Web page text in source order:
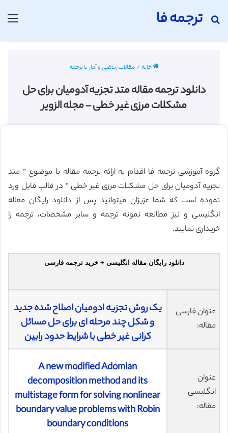
ترجمه فا
جستجو برای
خانه/مقالات ریاضی و آمار با ترجمه
دانلود ترجمه مقاله متد تجزیه آدومیان برای حل
مشکلات مرزی غیر خطی – مجله الزویر
گروه آموزشی ترجمه فا اقدام به ارائه ترجمه مقاله با موضوع ” متد
تجزیه آدومیان برای حل مشکلات مرزی غیر خطی ” در قالب فایل ورد
نموده است که شما عزیزان میتوانید پس از دانلود رایگان مقاله
انگلیسی و نیز مطالعه نمونه ترجمه و سایر مشخصات، ترجمه را
خریداری نمایید.
دانلود رایگان مقاله انگلیسی + خرید ترجمه فارسی
عنوان فارسی
مقاله:
یک روش تجزیه ادومیان اصلاح شده جدید
و شکل چند مرحله ای برای حل مسائل
کرانی غیر خطی با شرایط حدود رابین
عنوان
انگلیسی
مقاله:
A new modified Adomian
decomposition method and its
multistage form for solving nonlinear
boundary value problems with Robin
boundary conditions